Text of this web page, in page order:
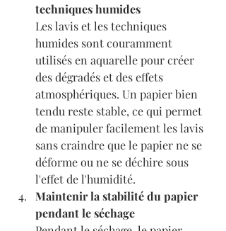
techniques humides
Les lavis et les techniques
humides sont couramment
utilisés en aquarelle pour créer
des dégradés et des effets
atmosphériques. Un papier bien
tendu reste stable, ce qui permet
de manipuler facilement les lavis
sans craindre que le papier ne se
déforme ou ne se déchire sous
l'effet de l'humidité.
Maintenir la stabilité du papier
pendant le séchage